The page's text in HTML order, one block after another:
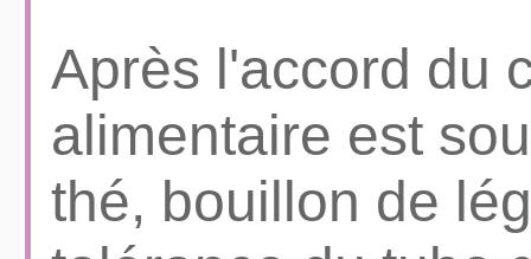
Après l'accord du
alimentaire est
thé, bouillon de